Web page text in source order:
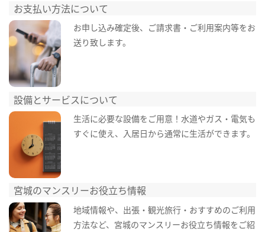
お支払い方法について
お申し込み確定後、ご請求書・ご利用案内等をお
送り致します。
設備とサービスについて
生活に必要な設備をご用意！水道やガス・電気も
すぐに使え、入居日から通常に生活ができます。
宮城のマンスリーお役立ち情報
地域情報や、出張・観光旅行・おすすめのご利用
方法など、宮城のマンスリーお役立ち情報をご紹